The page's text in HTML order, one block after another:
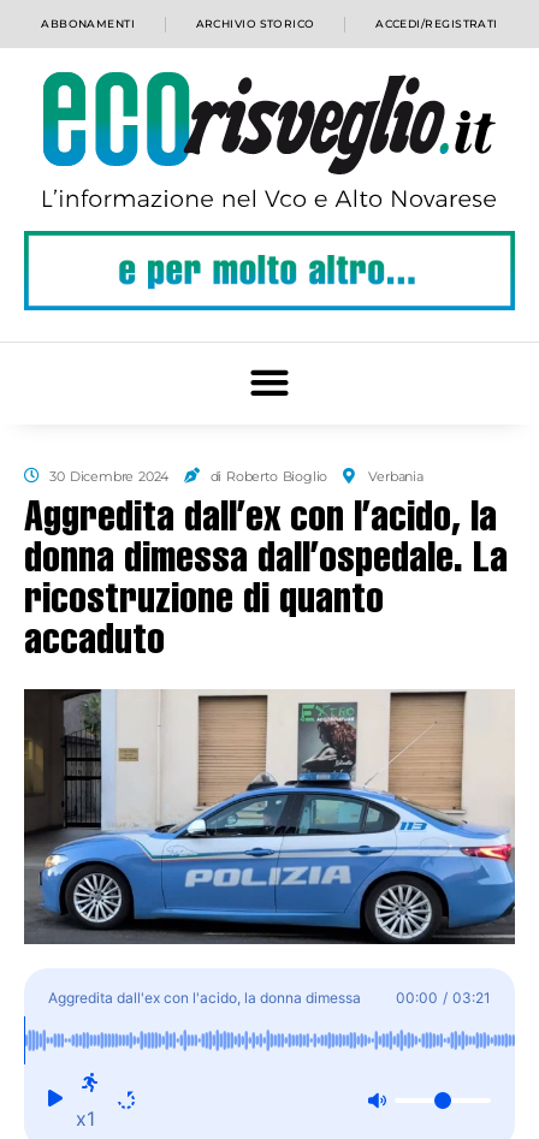
ABBONAMENTI ARCHIVIO STORICO ACCEDI/REGISTRATI
30 Dicembre 2024 di Roberto Bioglio Verbania
Aggredita dall’ex con l’acido, la
donna dimessa dall’ospedale. La
ricostruzione di quanto
accaduto
Aggredita dall'ex con l'acido, la donna dimessa
dall'ospedale. La ricostruzione di quanto accaduto
00:00 / 03:21
x1